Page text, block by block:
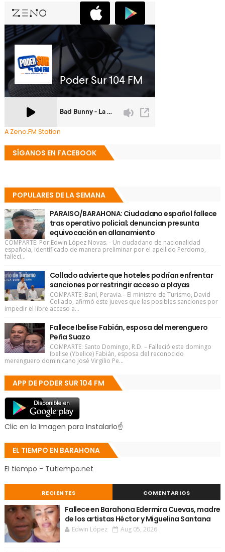
A Zeno.FM Station
SÍGANOS EN FACEBOOK
POPULARES DE LA SEMANA
PARAISO/BARAHONA: Ciudadano español fallece
tras operativo policial; denuncian presunta
equivocación en allanamiento
COMPARTE: Por:Edwin López Novas. - Un ciudadano de nacionalidad
española, identificado de manera preliminar por el apellido Perdomo,
falleci...
Collado advierte que hoteles podrían enfrentar
sanciones por restringir acceso a playas
COMPARTE: Baní, Peravia.– El ministro de Turismo, David
Collado, afirmó este jueves que las posibles sanciones por
impedir el libre acceso a...
Fallece Ibelise Fabián, esposa del merenguero
Peña Suazo
COMPARTE: Santo Domingo, R.D. – Falleció este domingo
Ibelise (Ybelice) Fabián, esposa del reconocido
merenguero dominicano José Virgilio Pe...
APP DE PODER SUR 104 FM
Clic en la Imagen para Instalarlo☝
EL TIEMPO EN BARAHONA
El tiempo - Tutiempo.net
RECIENTES COMENTARIOS
Fallece en Barahona Edermira Cuevas, madre
de los artistas Héctor y Miguelina Santana
Edwin López Aug 05, 2026